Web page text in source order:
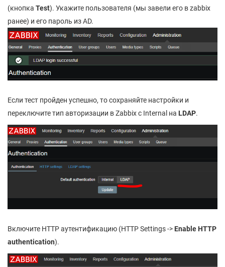
(кнопка Test). Укажите пользователя (мы завели его в zabbix
ранее) и его пароль из AD.
Если тест пройден успешно, то сохраняйте настройки и
переключите тип авторизации в Zabbix с Internal на LDAP.
Включите HTTP аутентификацию (HTTP Settings -> Enable HTTP
authentication).